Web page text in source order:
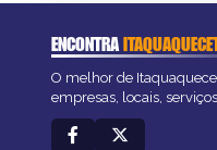
ENCONTRA
O melhor de
empresas, locais,